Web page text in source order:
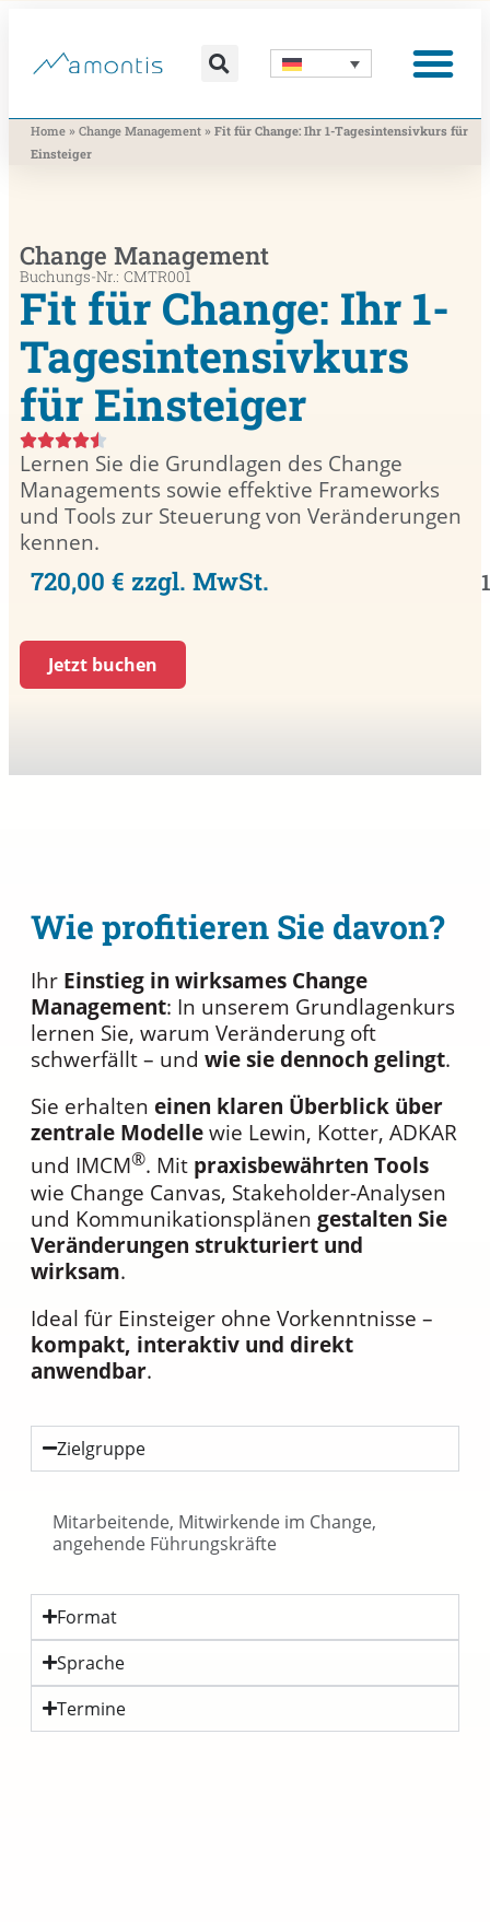
Home » Change Management » Fit für Change: Ihr 1-Tages­intensivkurs für
Einsteiger
Change Management
Buchungs-Nr.: CMTR001
Fit für Change: Ihr 1-
Tages­intensivkurs
für Einsteiger
Lernen Sie die Grundlagen des Change
Managements sowie effektive Frameworks
und Tools zur Steuerung von Veränderungen
kennen.
720,00 € zzgl. MwSt.
Jetzt buchen
Wie profitieren Sie davon?
Ihr Einstieg in wirksames Change
Management: In unserem Grundlagenkurs
lernen Sie, warum Veränderung oft
schwerfällt – und wie sie dennoch gelingt.
Sie erhalten einen klaren Überblick über
zentrale Modellewie Lewin, Kotter, ADKAR
und IMCM®. Mit praxisbewährten Tools
wie Change Canvas, Stakeholder-Analysen
und Kommunikationsplänen gestalten Sie
Veränderungen strukturiert und
wirksam.
Ideal für Einsteiger ohne Vorkenntnisse –
kompakt, interaktiv und direkt
anwendbar.
Zielgruppe
Mitarbeitende, Mitwirkende im Change,
angehende Führungskräfte
Format
Sprache
Termine